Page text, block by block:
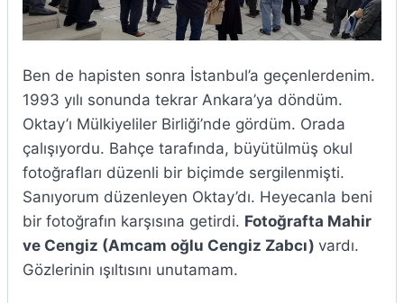
Ben de hapisten sonra İstanbul’a geçenlerdenim.
1993 yılı sonunda tekrar Ankara’ya döndüm.
Oktay’ı Mülkiyeliler Birliği’nde gördüm. Orada
çalışıyordu. Bahçe tarafında, büyütülmüş okul
fotoğrafları düzenli bir biçimde sergilenmişti.
Sanıyorum düzenleyen Oktay’dı. Heyecanla beni
bir fotoğrafın karşısına getirdi. Fotoğrafta Mahir
ve Cengiz (Amcam oğlu Cengiz Zabcı) vardı.
Gözlerinin ışıltısını unutamam.